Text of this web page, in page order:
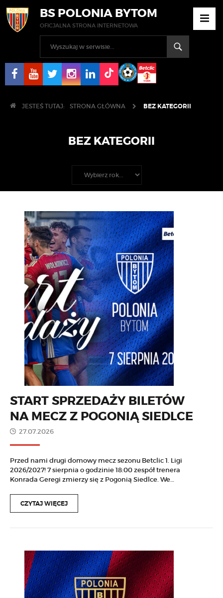
BS POLONIA BYTOM
OFICJALNA STRONA INTERNETOWA
JESTEŚ TUTAJ: STRONA GŁÓWNA BEZ KATEGORII
BEZ KATEGORII
START SPRZEDAŻY BILETÓW
NA MECZ Z POGONIĄ SIEDLCE
27.07.2026
Przed nami drugi domowy mecz sezonu Betclic 1. Ligi
2026/2027! 7 sierpnia o godzinie 18:00 zespół trenera
Konrada Geregi zmierzy się z Pogonią Siedlce. We…
CZYTAJ WIĘCEJ